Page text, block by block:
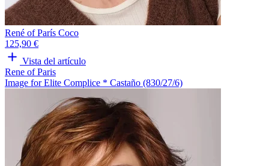
René of París Coco
125,90 €
Vista del artículo
Rene of Paris
Image for Elite Complice * Castaño (830/27/6)